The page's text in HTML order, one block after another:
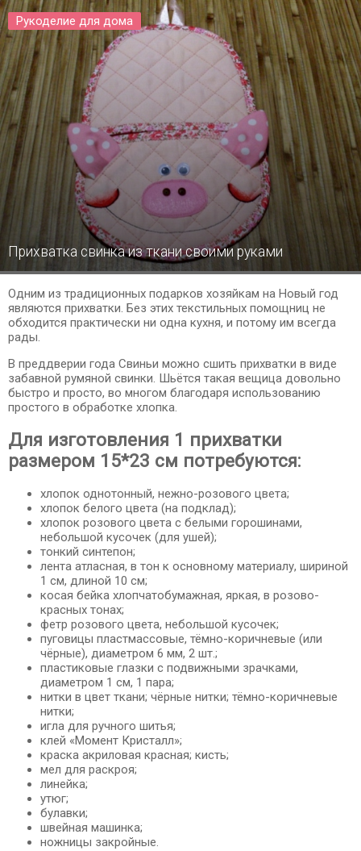
Рукоделие для дома
Прихватка свинка из ткани своими руками
Одним из традиционных подарков хозяйкам на Новый год
являются прихватки. Без этих текстильных помощниц не
обходится практически ни одна кухня, и потому им всегда
рады.
В преддверии года Свиньи можно сшить прихватки в виде
забавной румяной свинки. Шьётся такая вещица довольно
быстро и просто, во многом благодаря использованию
простого в обработке хлопка.
Для изготовления 1 прихватки
размером 15*23 см потребуются:
хлопок однотонный, нежно-розового цвета;
хлопок белого цвета (на подклад);
хлопок розового цвета с белыми горошинами,
небольшой кусочек (для ушей);
тонкий синтепон;
лента атласная, в тон к основному материалу, шириной
1 см, длиной 10 см;
косая бейка хлопчатобумажная, яркая, в розово-
красных тонах;
фетр розового цвета, небольшой кусочек;
пуговицы пластмассовые, тёмно-коричневые (или
чёрные), диаметром 6 мм, 2 шт.;
пластиковые глазки с подвижными зрачками,
диаметром 1 см, 1 пара;
нитки в цвет ткани; чёрные нитки; тёмно-коричневые
нитки;
игла для ручного шитья;
клей «Момент Кристалл»;
краска акриловая красная; кисть;
мел для раскроя;
линейка;
утюг;
булавки;
швейная машинка;
ножницы закройные.